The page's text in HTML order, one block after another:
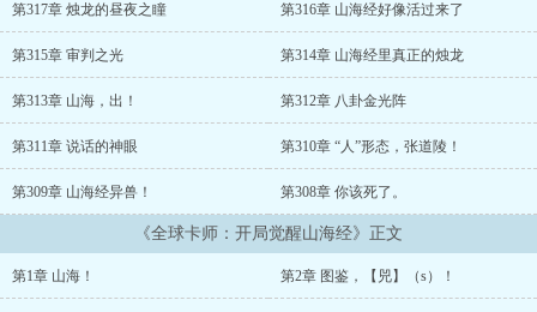
第317章 烛龙的昼夜之瞳 第316章 山海经好像活过来了
第315章 审判之光 第314章 山海经里真正的烛龙
第313章 山海，出！ 第312章 八卦金光阵
第311章 说话的神眼 第310章 “人”形态，张道陵！
第309章 山海经异兽！ 第308章 你该死了。
《全球卡师：开局觉醒山海经》正文
第1章 山海！ 第2章 图鉴，【兕】（s）！